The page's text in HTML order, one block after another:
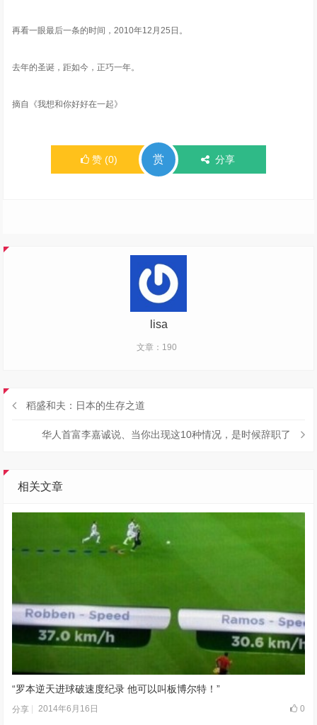
再看一眼最后一条的时间，2010年12月25日。
去年的圣诞，距如今，正巧一年。
摘自《我想和你好好在一起》
赞 (0) 赏 分享
lisa
文章：190
稻盛和夫：日本的生存之道
华人首富李嘉诚说、当你出现这10种情况，是时候辞职了
相关文章
“罗本逆天进球破速度纪录 他可以叫板博尔特！”
分享 2014年6月16日 0